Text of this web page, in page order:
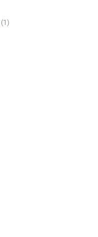
(1)